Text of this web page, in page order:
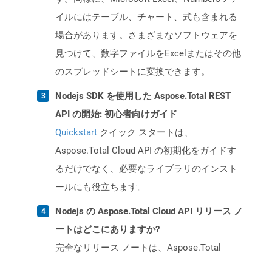
イルにはテーブル、チャート、式も含まれる
場合があります。さまざまなソフトウェアを
見つけて、数字ファイルをExcelまたはその他
のスプレッドシートに変換できます。
Nodejs SDK を使用した Aspose.Total REST
API の開始: 初心者向けガイド
Quickstart クイック スタートは、
Aspose.Total Cloud API の初期化をガイドす
るだけでなく、必要なライブラリのインスト
ールにも役立ちます。
Nodejs の Aspose.Total Cloud API リリース ノ
ートはどこにありますか?
完全なリリース ノートは、Aspose.Total